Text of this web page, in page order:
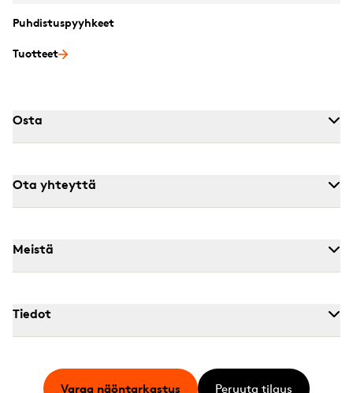
Puhdistuspyyhkeet
Tuotteet
Osta
Ota yhteyttä
Meistä
Tiedot
Varaa näöntarkastus Peruuta tilaus